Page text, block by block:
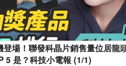
場！聯發科晶片銷售量位居龍
5 是？科技小電報 (1/1)